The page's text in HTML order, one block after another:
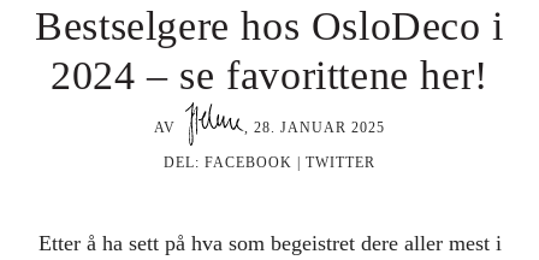
Bestselgere hos OsloDeco i
2024 – se favorittene her!
AV 28. JANUAR 2025
DEL: FACEBOOK | TWITTER
Etter å ha sett på hva som begeistret dere aller mest i